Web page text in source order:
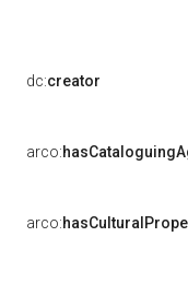
dc:creator
arco:
arco: